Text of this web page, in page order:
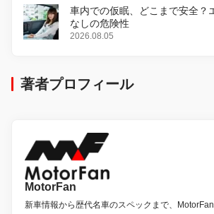
車内での仮眠、どこまで安全？
なしの危険性
2026.08.05
著者プロフィール
MotorFan
新車情報から歴代名車のスペックまで、